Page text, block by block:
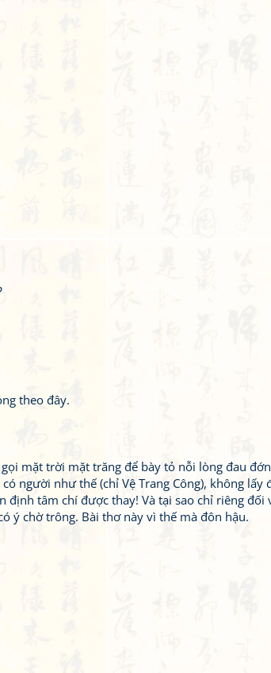
theo đây.
mặt trời mặt trăng để bày tỏ nỗi lòng đau
người như thế (chỉ Vệ Trang Công), không lấy
tâm chí được thay! Và tại sao chỉ riêng đối
ý chờ trông. Bài thơ này vì thế mà đôn hậu.